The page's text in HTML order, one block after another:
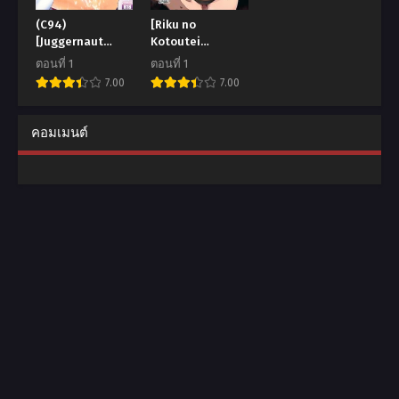
(C94)
[Juggernaut
(JYUN)] Koukotsu
Inferno (Fate
Grand Order)
ตอนที่ 1
7.00
[Riku no
Kotoutei
(Shayo)] Kanbi
na Inwai na
ตอนที่ 1
7.00
คอมเมนต์